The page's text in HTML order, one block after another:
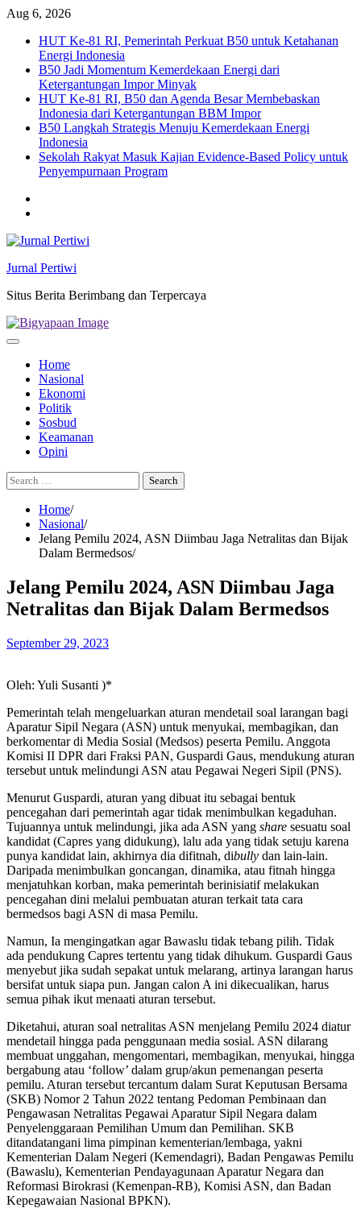
Skip
content
Aug 6, 2026
HUT Ke-81 RI, Pemerintah Perkuat B50 untuk Ketahanan
Energi Indonesia
B50 Jadi Momentum Kemerdekaan Energi dari
Ketergantungan Impor Minyak
HUT Ke-81 RI, B50 dan Agenda Besar Membebaskan
Indonesia dari Ketergantungan BBM Impor
B50 Langkah Strategis Menuju Kemerdekaan Energi
Indonesia
Sekolah Rakyat Masuk Kajian Evidence-Based Policy untuk
Penyempurnaan Program
Jurnal Pertiwi
Situs Berita Berimbang dan Terpercaya
Home
Nasional
Ekonomi
Politik
Sosbud
Keamanan
Opini
Search
for:
Home
Nasional
Jelang Pemilu 2024, ASN Diimbau Jaga Netralitas dan Bijak
Dalam Bermedsos
Jelang Pemilu 2024, ASN Diimbau Jaga
Netralitas dan Bijak Dalam Bermedsos
September 29, 2023
Oleh: Yuli Susanti )*
Pemerintah telah mengeluarkan aturan mendetail soal larangan bagi
Aparatur Sipil Negara (ASN) untuk menyukai, membagikan, dan
berkomentar di Media Sosial (Medsos) peserta Pemilu. Anggota
Komisi II DPR dari Fraksi PAN, Guspardi Gaus, mendukung aturan
tersebut untuk melindungi ASN atau Pegawai Negeri Sipil (PNS).
Menurut Guspardi, aturan yang dibuat itu sebagai bentuk
pencegahan dari pemerintah agar tidak menimbulkan kegaduhan.
Tujuannya untuk melindungi, jika ada ASN yang share sesuatu soal
kandidat (Capres yang didukung), lalu ada yang tidak setuju karena
punya kandidat lain, akhirnya dia difitnah, dibully dan lain-lain.
Daripada menimbulkan goncangan, dinamika, atau fitnah hingga
menjatuhkan korban, maka pemerintah berinisiatif melakukan
pencegahan dini melalui pembuatan aturan terkait tata cara
bermedsos bagi ASN di masa Pemilu.
Namun, Ia mengingatkan agar Bawaslu tidak tebang pilih. Tidak
ada pendukung Capres tertentu yang tidak dihukum. Guspardi Gaus
menyebut jika sudah sepakat untuk melarang, artinya larangan harus
bersifat untuk siapa pun. Jangan calon A ini dikecualikan, harus
semua pihak ikut menaati aturan tersebut.
Diketahui, aturan soal netralitas ASN menjelang Pemilu 2024 diatur
mendetail hingga pada penggunaan media sosial. ASN dilarang
membuat unggahan, mengomentari, membagikan, menyukai, hingga
bergabung atau ‘follow’ dalam grup/akun pemenangan peserta
pemilu. Aturan tersebut tercantum dalam Surat Keputusan Bersama
(SKB) Nomor 2 Tahun 2022 tentang Pedoman Pembinaan dan
Pengawasan Netralitas Pegawai Aparatur Sipil Negara dalam
Penyelenggaraan Pemilihan Umum dan Pemilihan. SKB
ditandatangani lima pimpinan kementerian/lembaga, yakni
Kementerian Dalam Negeri (Kemendagri), Badan Pengawas Pemilu
(Bawaslu), Kementerian Pendayagunaan Aparatur Negara dan
Reformasi Birokrasi (Kemenpan-RB), Komisi ASN, dan Badan
Kepegawaian Nasional BPKN).